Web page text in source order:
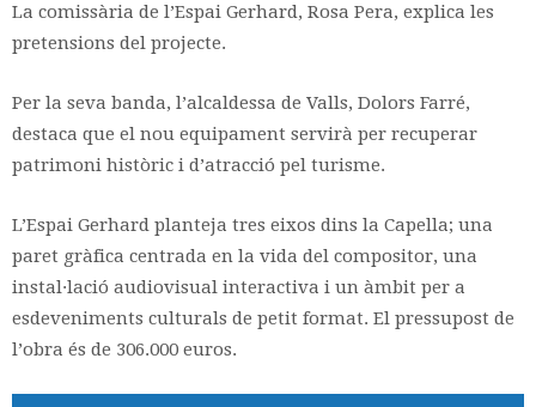
La comissària de l’Espai Gerhard, Rosa Pera, explica les
pretensions del projecte.
Per la seva banda, l’alcaldessa de Valls, Dolors Farré,
destaca que el nou equipament servirà per recuperar
patrimoni històric i d’atracció pel turisme.
L’Espai Gerhard planteja tres eixos dins la Capella; una
paret gràfica centrada en la vida del compositor, una
instal·lació audiovisual interactiva i un àmbit per a
esdeveniments culturals de petit format. El pressupost de
l’obra és de 306.000 euros.